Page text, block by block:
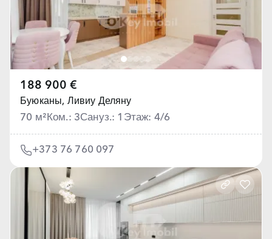
188 900 €
Буюканы, Ливиу Деляну
70 м² Ком.: 3Сануз.: 1 Этаж: 4/6
+373 76 760 097